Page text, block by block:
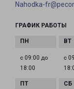
Nahodka-
ГРАФИК РАБОТЫ
с 09:00 до
18:00
с